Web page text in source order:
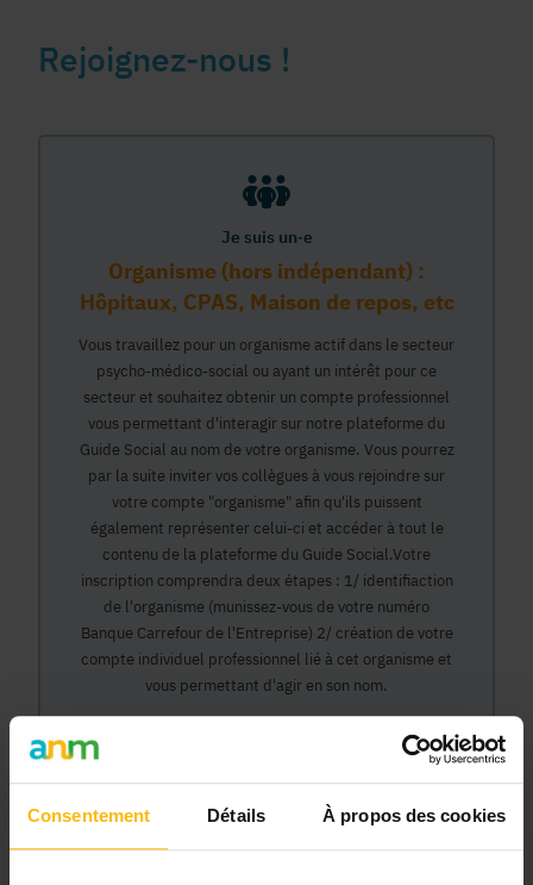
Consentement Détails À propos des cookies
Rejoignez-nous !
Je suis un·e
Organisme (hors indépendant) :
Hôpitaux, CPAS, Maison de repos, etc
Vous travaillez pour un organisme actif dans le secteur
psycho-médico-social ou ayant un intérêt pour ce
secteur et souhaitez obtenir un compte professionnel
vous permettant d'interagir sur notre plateforme du
Guide Social au nom de votre organisme. Vous pourrez
par la suite inviter vos collègues à vous rejoindre sur
votre compte "organisme" afin qu'ils puissent
également représenter celui-ci et accéder à tout le
contenu de la plateforme du Guide Social.Votre
inscription comprendra deux étapes : 1/ identifiaction
de l'organisme (munissez-vous de votre numéro
Banque Carrefour de l'Entreprise) 2/ création de votre
compte individuel professionnel lié à cet organisme et
vous permettant d'agir en son nom.